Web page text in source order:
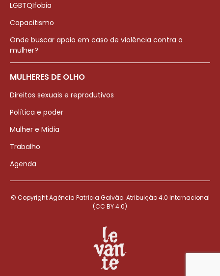
LGBTQIfobia
Capacitismo
Onde buscar apoio em caso de violência contra a
mulher?
MULHERES DE OLHO
Direitos sexuais e reprodutivos
Política e poder
Mulher e Mídia
Trabalho
Agenda
© Copyright Agência Patrícia Galvão. Atribuição 4.0 Internacional
(CC BY 4.0)